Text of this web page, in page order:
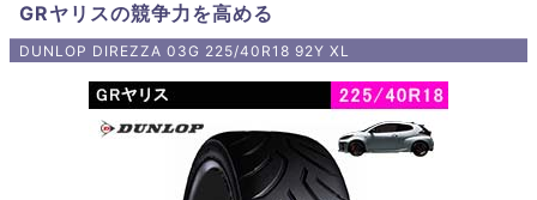
GRヤリスの競争力を高める
DUNLOP DIREZZA 03G 225/40R18 92Y XL